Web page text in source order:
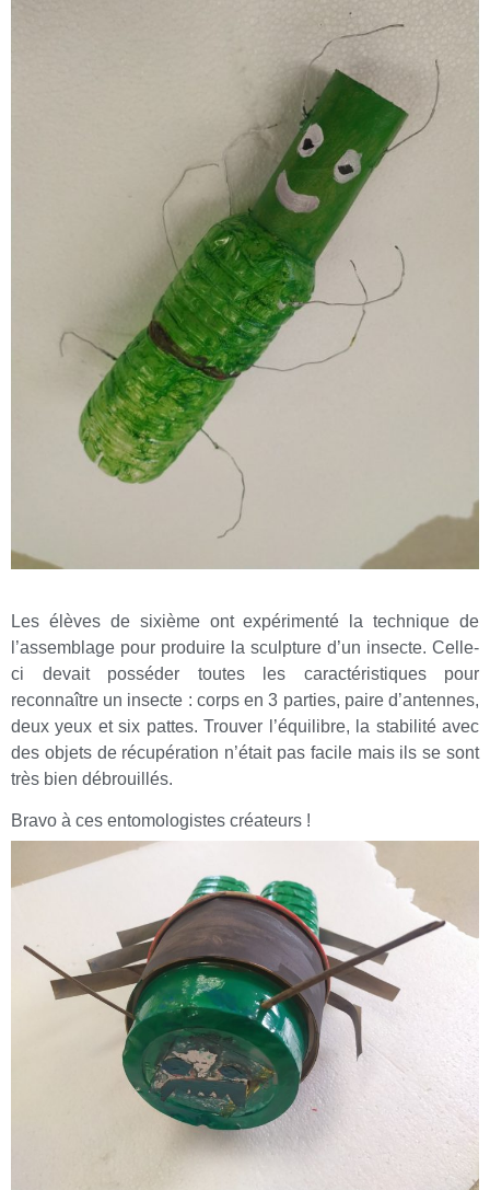
Les élèves de sixième ont expérimenté la technique de
l’assemblage pour produire la sculpture d’un insecte. Celle-
ci devait posséder toutes les caractéristiques pour
reconnaître un insecte : corps en 3 parties, paire d’antennes,
deux yeux et six pattes. Trouver l’équilibre, la stabilité avec
des objets de récupération n’était pas facile mais ils se sont
très bien débrouillés.
Bravo à ces entomologistes créateurs !